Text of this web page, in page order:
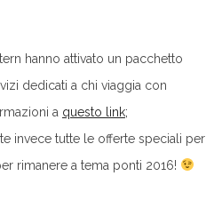
hanno attivato un pacchetto
dedicati a chi viaggia con
a questo link;
invece tutte le offerte speciali per
rimanere a tema ponti 2016!